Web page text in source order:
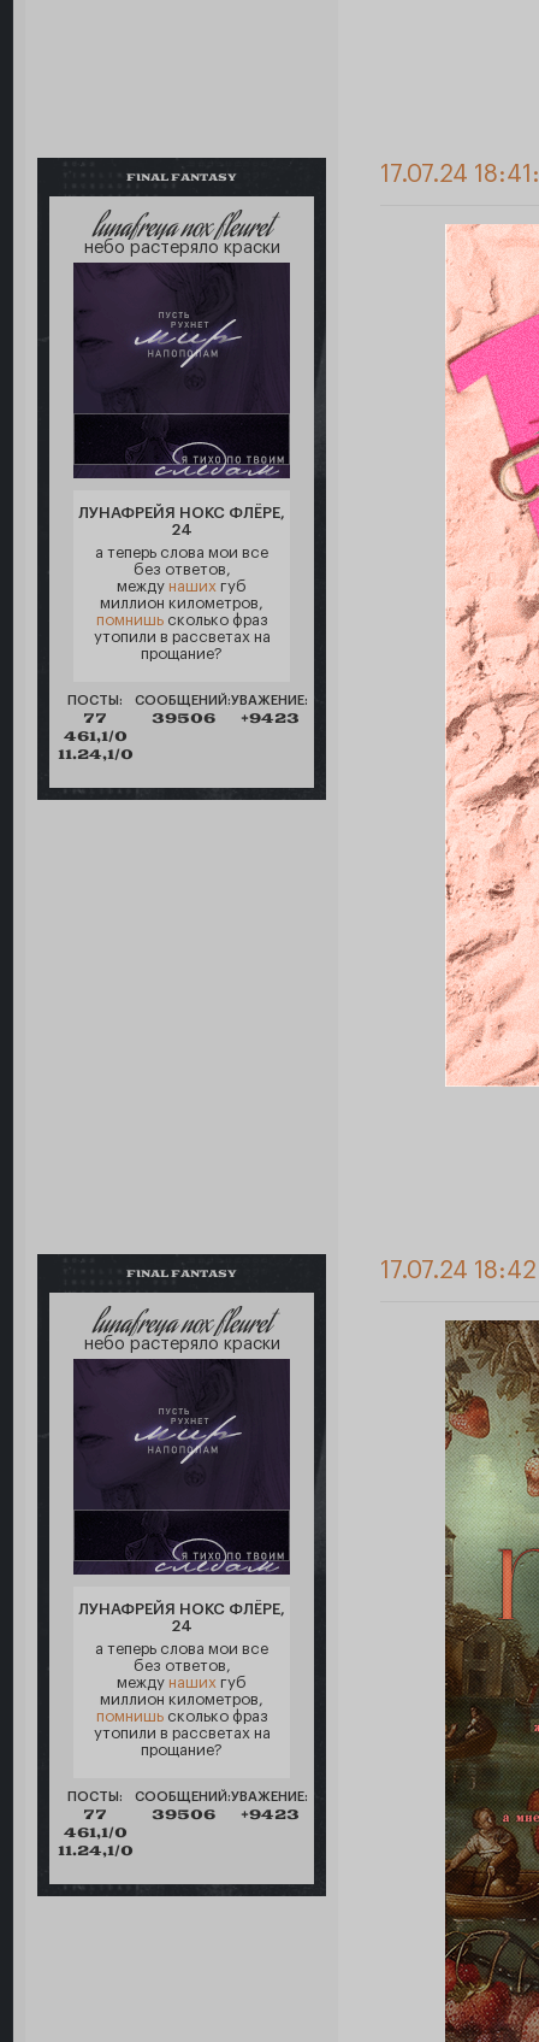
FINAL FANTASY
lunafreya nox fleuret
небо растеряло краски
ЛУНАФРЕЙЯ НОКС ФЛЁРЕ,
24
а теперь слова мои все
без ответов,
между наших губ
миллион километров,
помнишьсколько фраз
утопили в рассветах на
прощание?
ПОСТЫ:
77
461,1/0
11.24,1/0
СООБЩЕНИЙ:
39506
УВАЖЕНИЕ:
+9423
17.07.24
FINAL FANTASY
lunafreya nox fleuret
небо растеряло краски
ЛУНАФРЕЙЯ НОКС ФЛЁРЕ,
24
а теперь слова мои все
без ответов,
между наших губ
миллион километров,
помнишьсколько фраз
утопили в рассветах на
прощание?
ПОСТЫ:
77
461,1/0
11.24,1/0
СООБЩЕНИЙ:
39506
УВАЖЕНИЕ:
+9423
17.07.24